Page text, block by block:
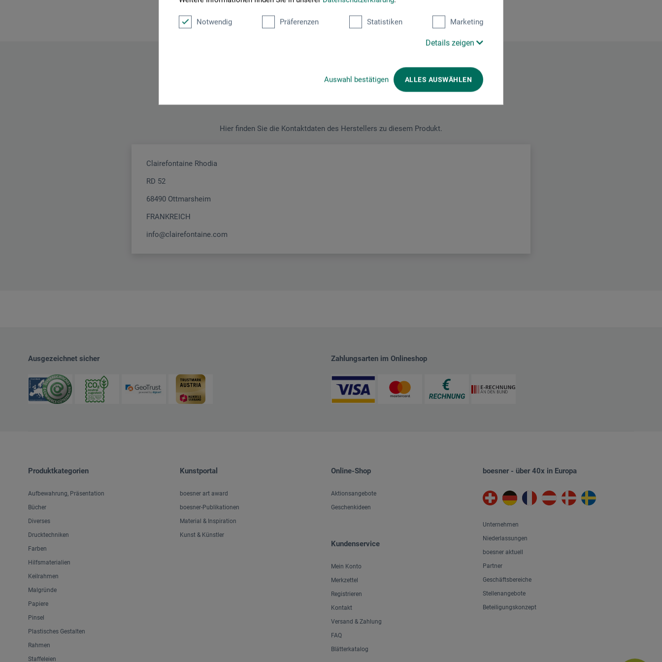
Notwendig Präferenzen Statistiken Marketing
Details zeigen
Auswahl bestätigen ALLES AUSWÄHLEN
Hersteller-Kontakt
Hier finden Sie die Kontaktdaten des Herstellers zu diesem Produkt.
Clairefontaine Rhodia
RD 52
68490 Ottmarsheim
FRANKREICH
info@clairefontaine.com
Ausgezeichnet sicher Zahlungsarten im Onlineshop
Produktkategorien
Aufbewahrung, Präsentation
Bücher
Diverses
Drucktechniken
Farben
Hilfsmaterialien
Keilrahmen
Malgründe
Papiere
Pinsel
Plastisches Gestalten
Rahmen
Staffeleien
Kunstportal
boesner art award
boesner-Publikationen
Material & Inspiration
Kunst & Künstler
Online-Shop
Aktionsangebote
Geschenkideen
Kundenservice
Mein Konto
Merkzettel
Registrieren
Kontakt
Versand & Zahlung
FAQ
Blätterkatalog
boesner - über 40x in Europa
Unternehmen
Niederlassungen
boesner aktuell
Partner
Geschäftsbereiche
Stellenangebote
Beteiligungskonzept